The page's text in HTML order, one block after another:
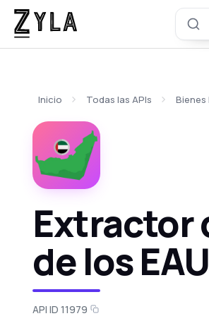
Inicio Todas las APIs Bienes
Extractor
de los
API ID 11979